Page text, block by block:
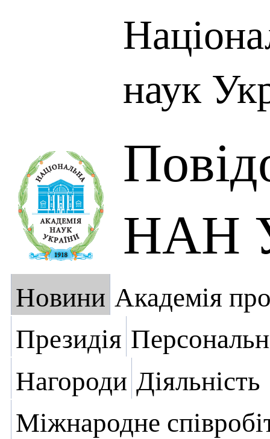
наук
НАН
Новини Академія
Президія
Нагороди Діяльність
Міжнародне